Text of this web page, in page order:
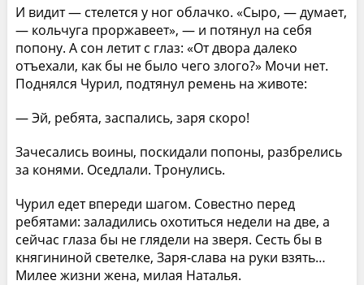
И видит — стелется у ног облачко. «Сыро, — думает,
— кольчуга проржавеет», — и потянул на себя
попону. А сон летит с глаз: «От двора далеко
отъехали, как бы не было чего злого?» Мочи нет.
Поднялся Чурил, подтянул ремень на животе:
— Эй, ребята, заспались, заря скоро!
Зачесались воины, поскидали попоны, разбрелись
за конями. Оседлали. Тронулись.
Чурил едет впереди шагом. Совестно перед
ребятами: заладились охотиться недели на две, а
сейчас глаза бы не глядели на зверя. Сесть бы в
княгининой светелке, Заря-слава на руки взять…
Милее жизни жена, милая Наталья.